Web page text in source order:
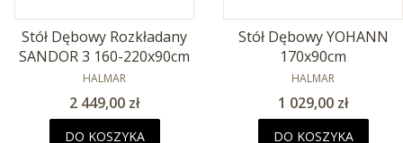
Stół Dębowy Rozkładany
SANDOR 3 160-220x90cm
PRODUCENT
HALMAR
Cena
2 449,00 zł
DO KOSZYKA
Stół Dębowy YOHANN
170x90cm
PRODUCENT
HALMAR
Cena
1 029,00 zł
DO KOSZYKA